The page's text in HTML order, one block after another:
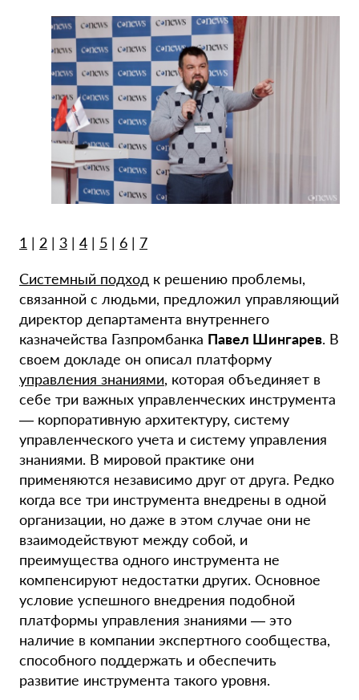
1 | 2 | 3 | 4 | 5 | 6 | 7
Системный подход к решению проблемы,
связанной с людьми, предложил управляющий
директор департамента внутреннего
казначейства Газпромбанка Павел Шингарев. В
своем докладе он описал платформу
управления знаниями, которая объединяет в
себе три важных управленческих инструмента
— корпоративную архитектуру, систему
управленческого учета и систему управления
знаниями. В мировой практике они
применяются независимо друг от друга. Редко
когда все три инструмента внедрены в одной
организации, но даже в этом случае они не
взаимодействуют между собой, и
преимущества одного инструмента не
компенсируют недостатки других. Основное
условие успешного внедрения подобной
платформы управления знаниями — это
наличие в компании экспертного сообщества,
способного поддержать и обеспечить
развитие инструмента такого уровня.